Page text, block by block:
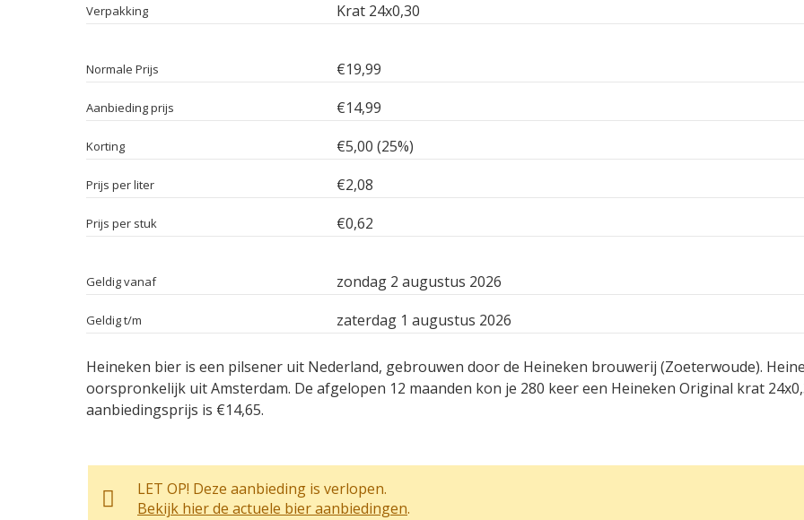
Verpakking Krat 24x0,30
Normale Prijs €19,99
Aanbieding prijs €14,99
Korting €5,00 (25%)
Prijs per liter €2,08
Prijs per stuk €0,62
Geldig vanaf zondag 2 augustus 2026
Geldig t/m zaterdag 1 augustus 2026
Heineken bier is een pilsener uit Nederland, gebrouwen door de Heineken brouwerij (Zoeterwoude).
oorspronkelijk uit Amsterdam. De afgelopen 12 maanden kon je 280 keer een Heineken Original krat
aanbiedingsprijs is €14,65.
LET OP! Deze aanbieding is verlopen.
Bekijk hier de actuele bier aanbiedingen.